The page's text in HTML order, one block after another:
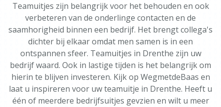
Teamuitjes zijn belangrijk voor het behouden en ook
verbeteren van de onderlinge contacten en de
saamhorigheid binnen een bedrijf. Het brengt collega's
dichter bij elkaar omdat men samen is in een
ontspannen sfeer. Teamuitjes in Drenthe zijn uw
bedrijf waard. Ook in lastige tijden is het belangrijk om
hierin te blijven investeren. Kijk op WegmetdeBaas en
laat u inspireren voor uw teamuitje in Drenthe. Heeft u
één of meerdere bedrijfsuitjes gevzien en wilt u meer